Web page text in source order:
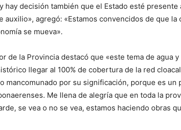
hay decisión también que el Estado esté presente
auxilio», agregó: «Estamos convencidos de que la
se mueva».
de la Provincia destacó que «este tema de agua
llegar al 100% de cobertura de la red
mancomunado por su significación, porque es un
Me llena de alegría que en toda la
se vea o no se vea, estamos haciendo obras